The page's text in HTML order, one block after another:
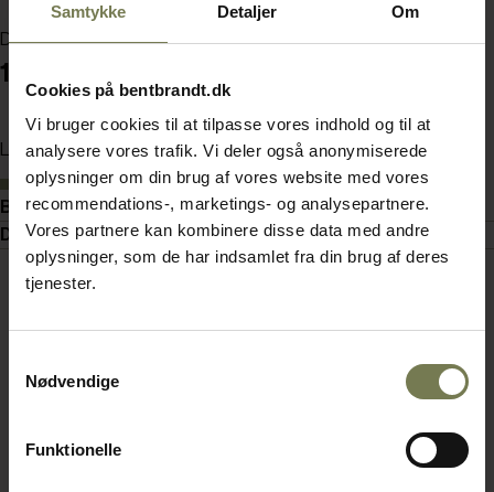
Samtykke Detaljer Om
Cookies på bentbrandt.dk
Vi bruger cookies til at tilpasse vores indhold og til at
analysere vores trafik. Vi deler også anonymiserede
oplysninger om din brug af vores website med vores
recommendations-, marketings- og analysepartnere.
Vores partnere kan kombinere disse data med andre
oplysninger, som de har indsamlet fra din brug af deres
tjenester.
Nødvendige
Funktionelle
Din pris (ekskl. moms)
1.710,00 kr./stk.
Læg i kurv
På lager
Beskrivelse
Dokumenter